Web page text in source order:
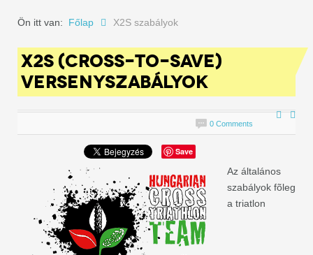
Ön itt van: Főlap X2S szabályok
X2S (CROSS-TO-SAVE)
VERSENYSZABÁLYOK
0 Comments
Save
Az általános
szabályok fõleg
a triatlon